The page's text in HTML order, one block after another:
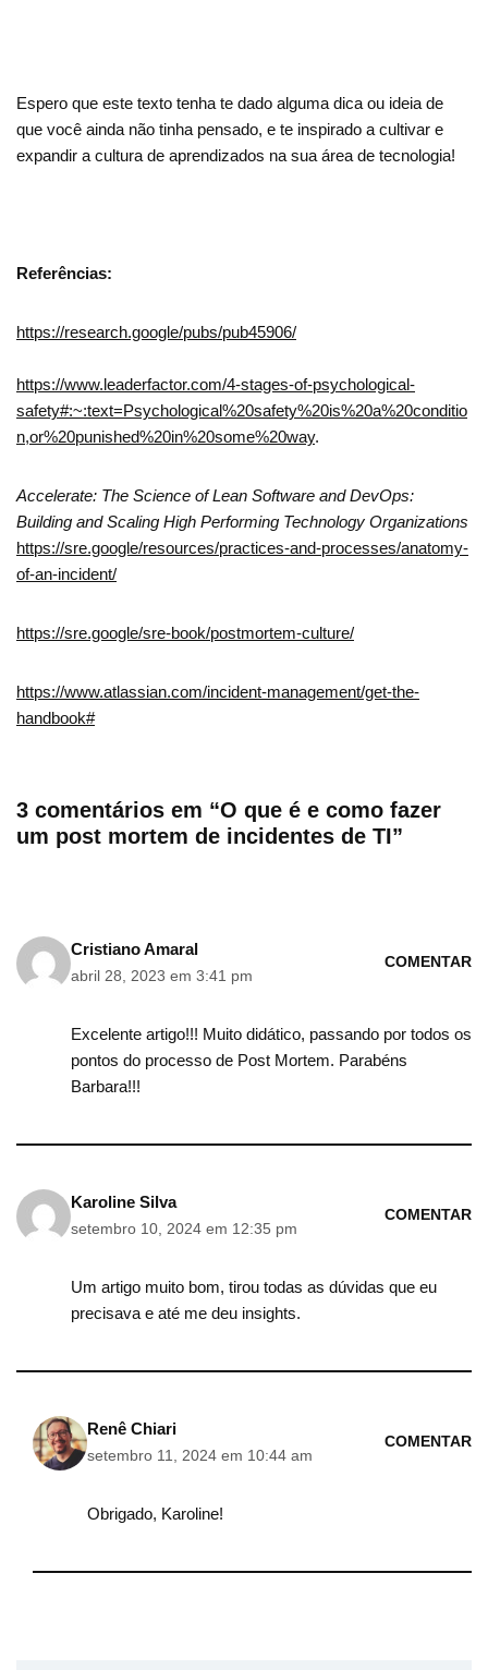
Espero que este texto tenha te dado alguma dica ou ideia de
que você ainda não tinha pensado, e te inspirado a cultivar e
expandir a cultura de aprendizados na sua área de tecnologia!
Referências:
https://research.google/pubs/pub45906/
https://www.leaderfactor.com/4-stages-of-psychological-
safety#:~:text=Psychological%20safety%20is%20a%20conditio
n,or%20punished%20in%20some%20way.
Accelerate: The Science of Lean Software and DevOps:
Building and Scaling High Performing Technology Organizations
https://sre.google/resources/practices-and-processes/anatomy-
of-an-incident/
https://sre.google/sre-book/postmortem-culture/
https://www.atlassian.com/incident-management/get-the-
handbook#
3 comentários em “O que é e como fazer
um post mortem de incidentes de TI”
Cristiano Amaral
abril 28, 2023 em 3:41 pm
COMENTAR
Excelente artigo!!! Muito didático, passando por todos os
pontos do processo de Post Mortem. Parabéns
Barbara!!!
Karoline Silva
setembro 10, 2024 em 12:35 pm
COMENTAR
Um artigo muito bom, tirou todas as dúvidas que eu
precisava e até me deu insights.
Renê Chiari
setembro 11, 2024 em 10:44 am
COMENTAR
Obrigado, Karoline!